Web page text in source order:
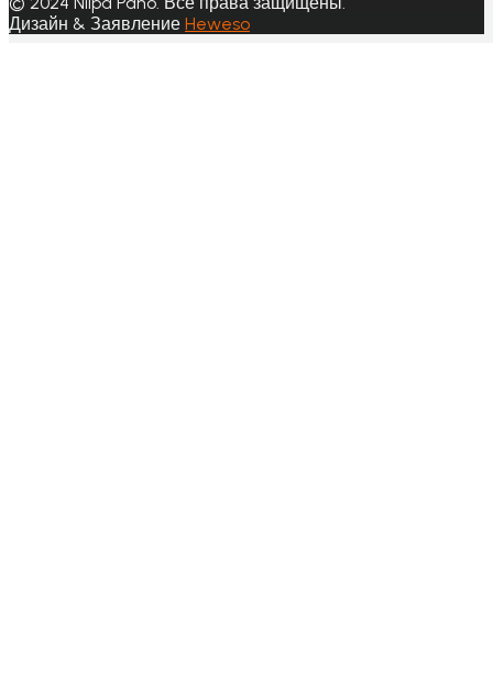
Дизайн & Заявление Heweso